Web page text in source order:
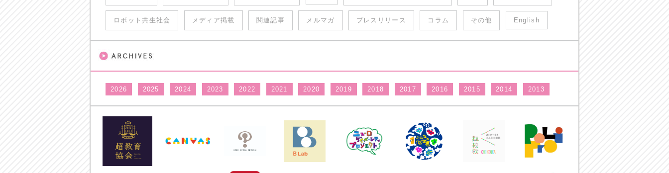
ロボット共生社会 メディア掲載 関連記事 メルマガ プレスリリース コラム その他 English
2026 2025 2024 2023 2022 2021 2020 2019 2018 2017 2016 2015 2014 2013